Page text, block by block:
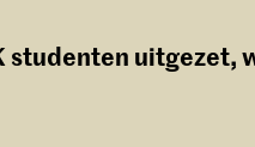
studenten uitgezet,